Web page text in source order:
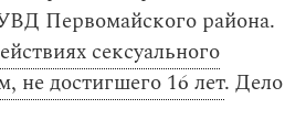
Первомайского района.
сексуального
не достигшего 16 лет. Дело